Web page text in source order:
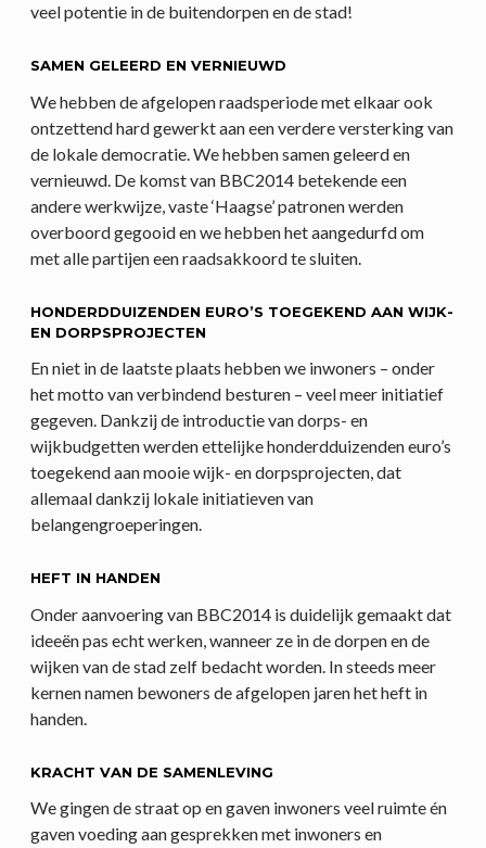
veel potentie in de buitendorpen en de stad!
SAMEN GELEERD EN VERNIEUWD
We hebben de afgelopen raadsperiode met elkaar ook
ontzettend hard gewerkt aan een verdere versterking van
de lokale democratie. We hebben samen geleerd en
vernieuwd. De komst van BBC2014 betekende een
andere werkwijze, vaste ‘Haagse’ patronen werden
overboord gegooid en we hebben het aangedurfd om
met alle partijen een raadsakkoord te sluiten.
HONDERDDUIZENDEN EURO’S TOEGEKEND AAN WIJK-
EN DORPSPROJECTEN
En niet in de laatste plaats hebben we inwoners – onder
het motto van verbindend besturen – veel meer initiatief
gegeven. Dankzij de introductie van dorps- en
wijkbudgetten werden ettelijke honderdduizenden euro’s
toegekend aan mooie wijk- en dorpsprojecten, dat
allemaal dankzij lokale initiatieven van
belangengroeperingen.
HEFT IN HANDEN
Onder aanvoering van BBC2014 is duidelijk gemaakt dat
ideeën pas echt werken, wanneer ze in de dorpen en de
wijken van de stad zelf bedacht worden. In steeds meer
kernen namen bewoners de afgelopen jaren het heft in
handen.
KRACHT VAN DE SAMENLEVING
We gingen de straat op en gaven inwoners veel ruimte én
gaven voeding aan gesprekken met inwoners en